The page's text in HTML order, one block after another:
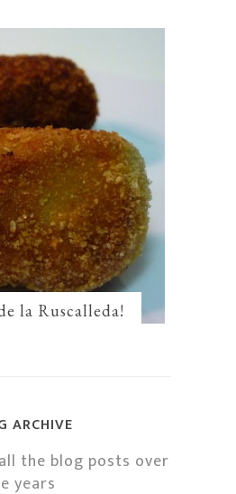
la Ruscalleda!
ARCHIVE
the blog posts over
years